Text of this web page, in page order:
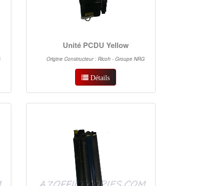
Unité PCDU Yellow
Origine Constructeur : Ricoh - Groupe NRG
Détails